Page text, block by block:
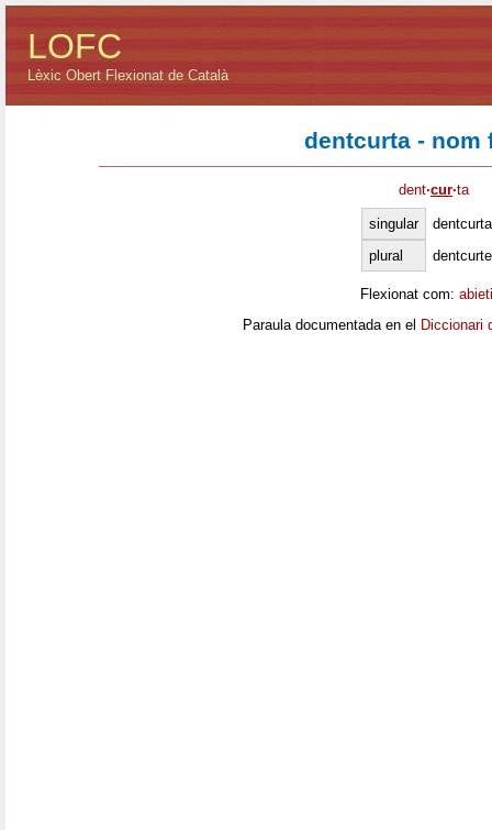
LOFC
Lèxic Obert Flexionat de Català
dentcurta - nom
dent·cur·ta
singular
dentcurta
plural
Flexionat com:
Paraula documentada en el Diccionari